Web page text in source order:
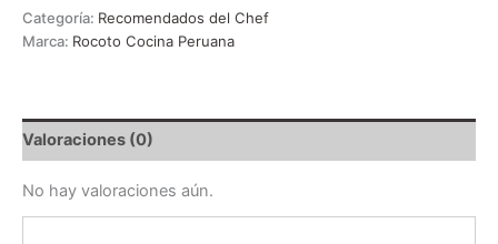
Categoría: Recomendados del Chef
Marca: Rocoto Cocina Peruana
Valoraciones (0)
No hay valoraciones aún.